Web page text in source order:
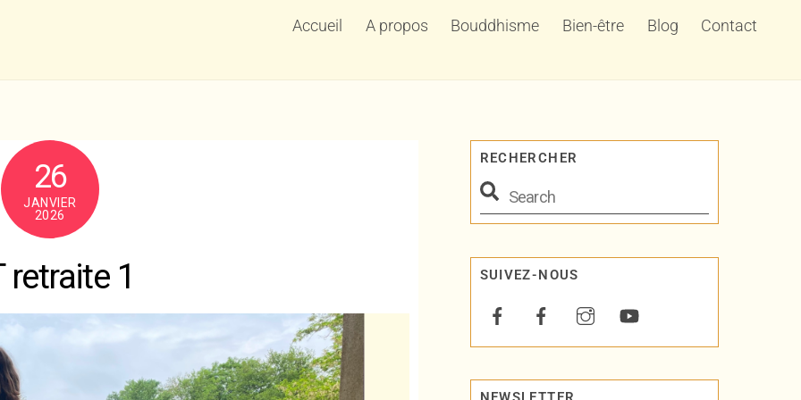
Accueil A propos Bouddhisme Bien-être Blog Contact
26
JANVIER
2026
retraite 1
RECHERCHER
SUIVEZ-NOUS